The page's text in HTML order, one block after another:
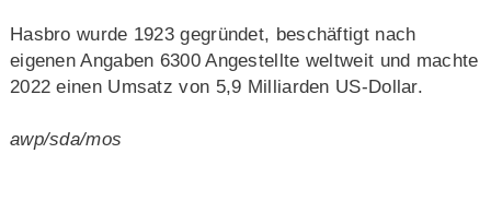
Hasbro wurde 1923 gegründet, beschäftigt nach
eigenen Angaben 6300 Angestellte weltweit und machte
2022 einen Umsatz von 5,9 Milliarden US-Dollar.
awp/sda/mos